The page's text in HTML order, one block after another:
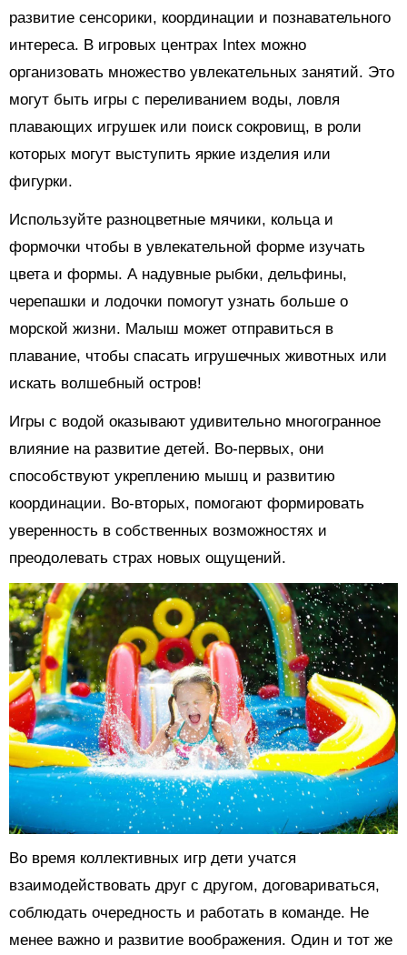
развитие сенсорики, координации и познавательного
интереса. В игровых центрах Intex можно
организовать множество увлекательных занятий. Это
могут быть игры с переливанием воды, ловля
плавающих игрушек или поиск сокровищ, в роли
которых могут выступить яркие изделия или
фигурки.
Используйте разноцветные мячики, кольца и
формочки чтобы в увлекательной форме изучать
цвета и формы. А надувные рыбки, дельфины,
черепашки и лодочки помогут узнать больше о
морской жизни. Малыш может отправиться в
плавание, чтобы спасать игрушечных животных или
искать волшебный остров!
Игры с водой оказывают удивительно многогранное
влияние на развитие детей. Во-первых, они
способствуют укреплению мышц и развитию
координации. Во-вторых, помогают формировать
уверенность в собственных возможностях и
преодолевать страх новых ощущений.
Во время коллективных игр дети учатся
взаимодействовать друг с другом, договариваться,
соблюдать очередность и работать в команде. Не
менее важно и развитие воображения. Один и тот же